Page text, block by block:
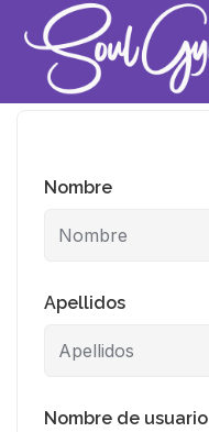
Nombre
Apellidos
Nombre de usuario